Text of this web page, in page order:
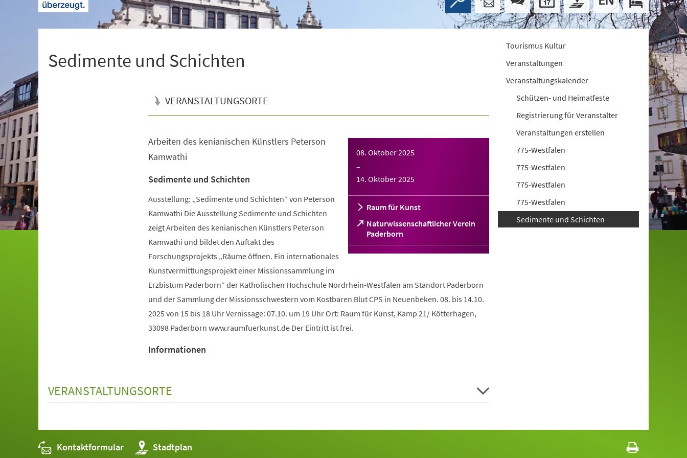
Sedimente und Schichten
VERANSTALTUNGSORTE
08. Oktober 2025
–
14. Oktober 2025
Raum für Kunst
Naturwissenschaftlicher Verein
Paderborn
(Öffnet
in
einem
Arbeiten des kenianischen Künstlers Peterson
Kamwathi
Sedimente und Schichten
Ausstellung: „Sedimente und Schichten“ von Peterson
Kamwathi Die Ausstellung Sedimente und Schichten
zeigt Arbeiten des kenianischen Künstlers Peterson
Kamwathi und bildet den Auftakt des
Forschungsprojekts „Räume öffnen. Ein internationales
Kunstvermittlungsprojekt einer Missionssammlung im
Erzbistum Paderborn“ der Katholischen Hochschule Nordrhein-Westfalen am Standort Paderborn
und der Sammlung der Missionsschwestern vom Kostbaren Blut CPS in Neuenbeken. 08. bis 14.10.
2025 von 15 bis 18 Uhr Vernissage: 07.10. um 19 Uhr Ort: Raum für Kunst, Kamp 21/ Kötterhagen,
33098 Paderborn www.raumfuerkunst.de Der Eintritt ist frei.
Informationen
VERANSTALTUNGSORTE
Tourismus Kultur
Veranstaltungen
Veranstaltungskalender
Schützen- und Heimatfeste
Registrierung für Veranstalter
Veranstaltungen erstellen
775-Westfalen
775-Westfalen
775-Westfalen
775-Westfalen
Sedimente und Schichten
Kontaktformular Stadtplan
(Öffnet